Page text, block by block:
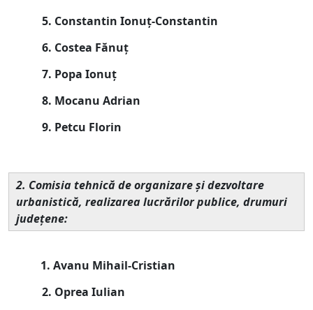
5. Constantin Ionuț-Constantin
6. Costea Fănuț
7. Popa Ionuț
8. Mocanu Adrian
9. Petcu Florin
2. Comisia tehnică de organizare şi dezvoltare
urbanistică, realizarea lucrărilor publice, drumuri
judeţene:
1. Avanu Mihail-Cristian
2. Oprea Iulian